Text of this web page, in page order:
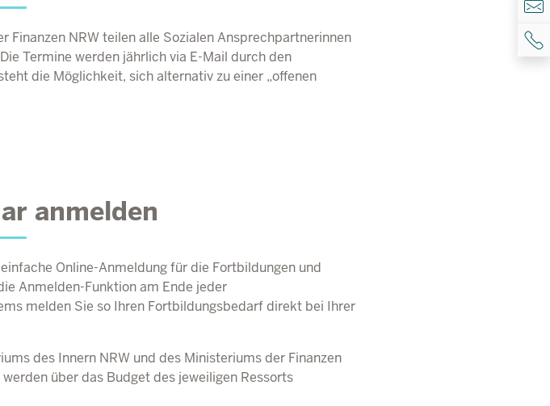
Finanzen NRWteilen alle Sozialen Ansprechpartnerinnen
Termine werden jährlich via E-Mail durch den
die Möglichkeit, sich alternativ zu einer „offenen
anmelden
Online-Anmeldung für die Fortbildungen und
Anmelden-Funktion am Ende jeder
melden Sie so Ihren Fortbildungsbedarf direkt bei Ihrer
des Innern NRW und des Ministeriums der Finanzen
über das Budget des jeweiligen Ressorts